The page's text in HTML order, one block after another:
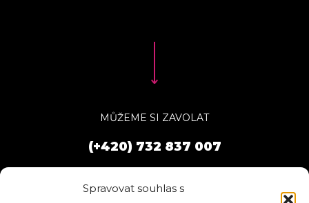
Spravovat souhlas s
MŮŽEME SI ZAVOLAT
(+420) 732 837 007